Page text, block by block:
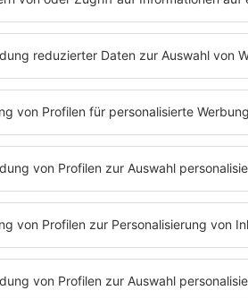
jungen aufstrebenden Künstlern
sondern bringt seine